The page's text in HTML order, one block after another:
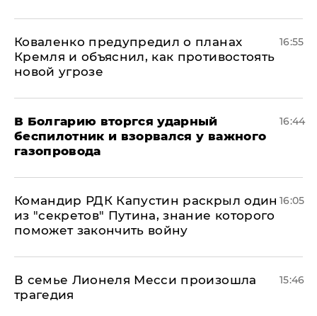
Коваленко предупредил о планах
Кремля и объяснил, как противостоять
новой угрозе
16:55
В Болгарию вторгся ударный
беспилотник и взорвался у важного
газопровода
16:44
Командир РДК Капустин раскрыл один
из "секретов" Путина, знание которого
поможет закончить войну
16:05
В семье Лионеля Месси произошла
трагедия
15:46